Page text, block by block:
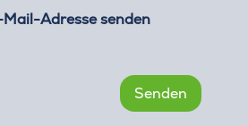
Adresse senden